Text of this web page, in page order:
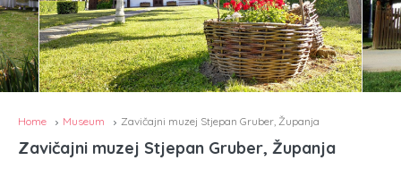
Home Museum Zavičajni muzej Stjepan Gruber, Županja
Zavičajni muzej Stjepan Gruber, Županja